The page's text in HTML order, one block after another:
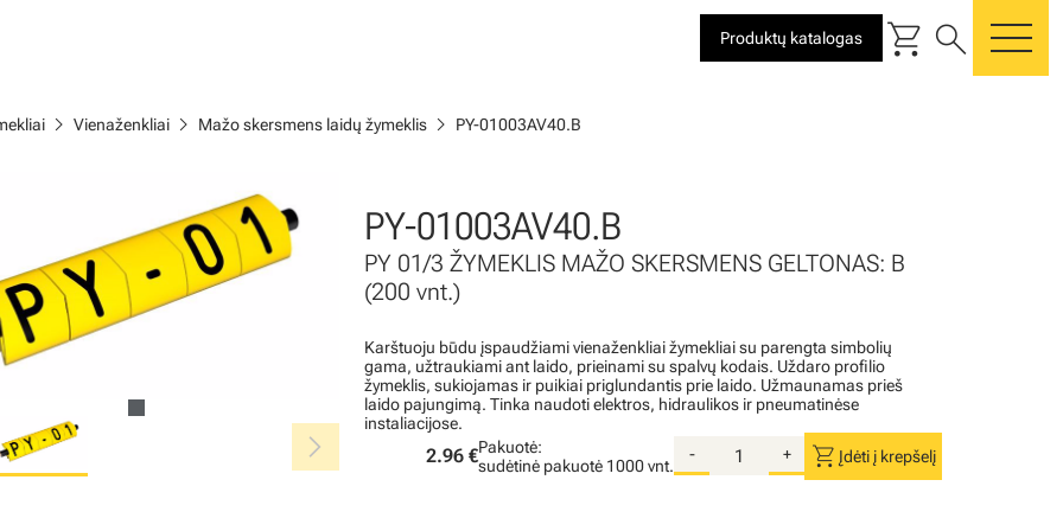
Produktų katalogas shopping_cart search
chevron_right Vienaženkliai chevron_right Mažo skersmens laidų žymeklis chevron_right PY-01003AV40.B
chevron_right
PY-01003AV40.B
PY 01/3 ŽYMEKLIS MAŽO SKERSMENS GELTONAS: B
(200 vnt.)
Karštuoju būdu įspaudžiami vienaženkliai žymekliai su parengta simbolių
gama, užtraukiami ant laido, prieinami su spalvų kodais. Uždaro profilio
žymeklis, sukiojamas ir puikiai priglundantis prie laido. Užmaunamas prieš
laido pajungimą. Tinka naudoti elektros, hidraulikos ir pneumatinėse
instaliacijose.
2.96 €Pakuotė:
sudėtinė pakuotė 1000 vnt.
- + shopping_cart Įdėti į krepšelį